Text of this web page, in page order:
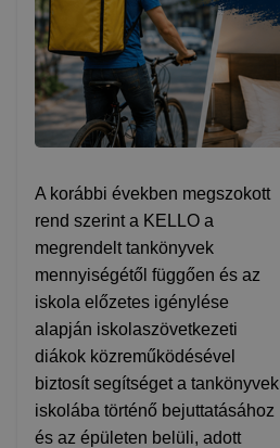
A korábbi években megszokott
rend szerint a KELLO a
megrendelt tankönyvek
mennyiségétől függően és az
iskola előzetes igénylése
alapján iskolaszövetkezeti
diákok közreműködésével
biztosít segítséget a tankönyvek
iskolába történő bejuttatásához
és az épületen belüli, adott